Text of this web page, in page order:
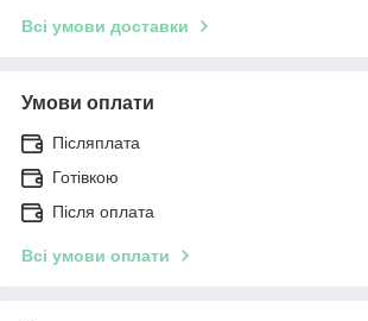
Всі умови доставки
Умови оплати
Післяплата
Готівкою
Після оплата
Всі умови оплати